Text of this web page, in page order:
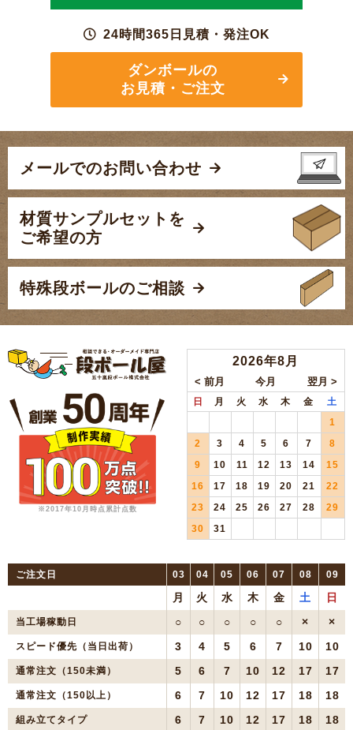
24時間365日見積・発注OK
ダンボールの
お見積・ご注文
メールでのお問い合わせ
材質サンプルセットを
ご希望の方
特殊段ボールのご相談
※2017年10月時点累計点数
2026年8月
日 月 火 水 木 金
土
1
2
3 4 5 6 7
8
9
10 11 12 13 14
15
16
17 18 19 20 21
22
23
24 25 26 27 28
29
30
31
ご注文日 03 04 05 06 07 08 09
月 火 水 木 金 土 日
当工場稼動日 ○ ○ ○ ○ ○ × ×
スピード優先（当日出荷） 3 4 5 6 7 10 10
通常注文（150未満） 5 6 7 10 12 17 17
通常注文（150以上） 6 7 10 12 17 18 18
組み立てタイプ 6 7 10 12 17 18 18